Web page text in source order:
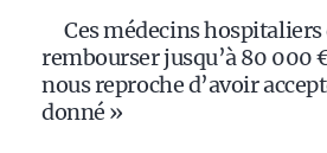
Ces médecins
rembourser jusqu’à 80 000
nous reproche d’avoir
donné »